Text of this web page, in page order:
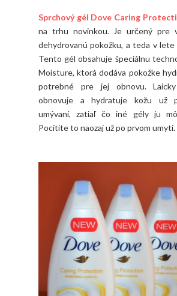
Sprchový gél Dove Caring
na trhu novinkou. Je určený pre
dehydrovanú pokožku, a teda v lete
Tento gél obsahuje špeciálnu
Moisture, ktorá dodáva pokožke
potrebné pre jej obnovu.
obnovuje a hydratuje kožu už
umývaní, zatiaľ čo iné gély ju
Pocítite to naozaj už po prvom umytí.